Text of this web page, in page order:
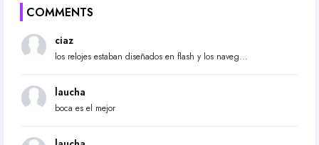
COMMENTS
ciaz
los relojes estaban diseñados en flash y los naveg...
laucha
boca es el mejor